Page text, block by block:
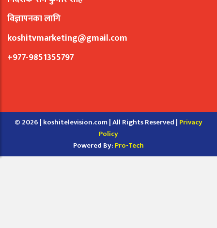
विज्ञापनका लागि
koshitvmarketing@gmail.com
+977-9851355797
© 2026 | koshitelevision.com | All Rights Reserved | Privacy
Policy
Powered By: Pro-Tech